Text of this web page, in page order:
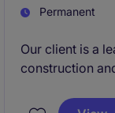
Permanent
Our client is a
construction
continued